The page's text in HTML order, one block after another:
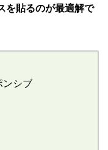
を貼るのが最適解で
シブ